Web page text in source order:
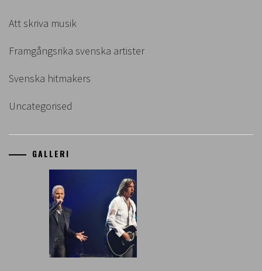
Att skriva musik
Framgångsrika svenska artister
Svenska hitmakers
Uncategorised
GALLERI